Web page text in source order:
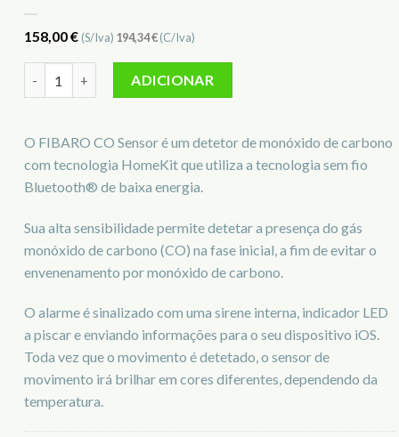
158,00€ (S/Iva) 194,34€(C/Iva)
ADICIONAR
O FIBARO CO Sensor é um detetor de monóxido de carbono
com tecnologia HomeKit que utiliza a tecnologia sem fio
Bluetooth® de baixa energia.
Sua alta sensibilidade permite detetar a presença do gás
monóxido de carbono (CO) na fase inicial, a fim de evitar o
envenenamento por monóxido de carbono.
O alarme é sinalizado com uma sirene interna, indicador LED
a piscar e enviando informações para o seu dispositivo iOS.
Toda vez que o movimento é detetado, o sensor de
movimento irá brilhar em cores diferentes, dependendo da
temperatura.